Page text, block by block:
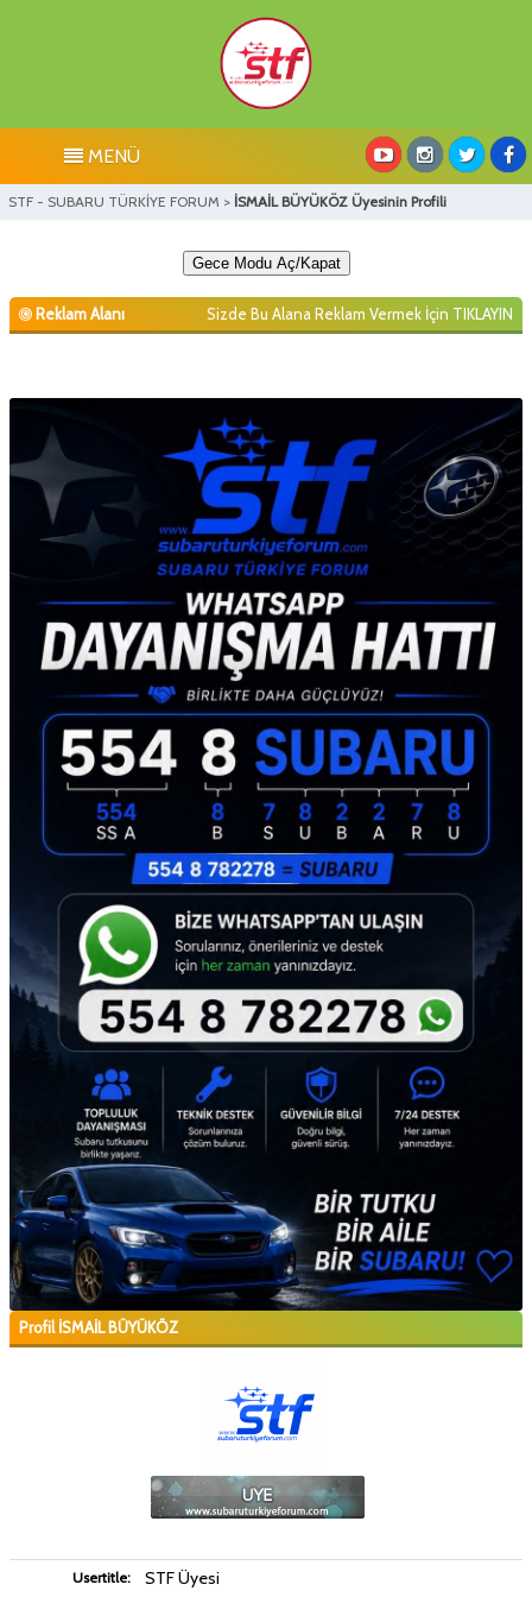
MENÜ
STF - SUBARU TÜRKİYE FORUM > İSMAİL BÜYÜKÖZ Üyesinin Profili
Gece Modu Aç/Kapat
Reklam Alanı Sizde Bu Alana Reklam Vermek İçin TIKLAYIN
Profil İSMAİL BÜYÜKÖZ
Usertitle: STF Üyesi